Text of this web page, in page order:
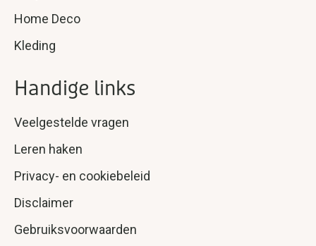
Home Deco
Kleding
Handige links
Veelgestelde vragen
Leren haken
Privacy- en cookiebeleid
Disclaimer
Gebruiksvoorwaarden